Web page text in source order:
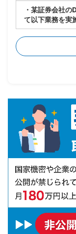
・某証券会社
て以下業務を実
-製造/単体テス
保
-結合テスト～
統制
-障害管理台帳